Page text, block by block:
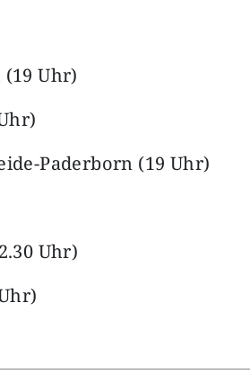
Uhr)
Paderborn (19 Uhr)
Uhr)